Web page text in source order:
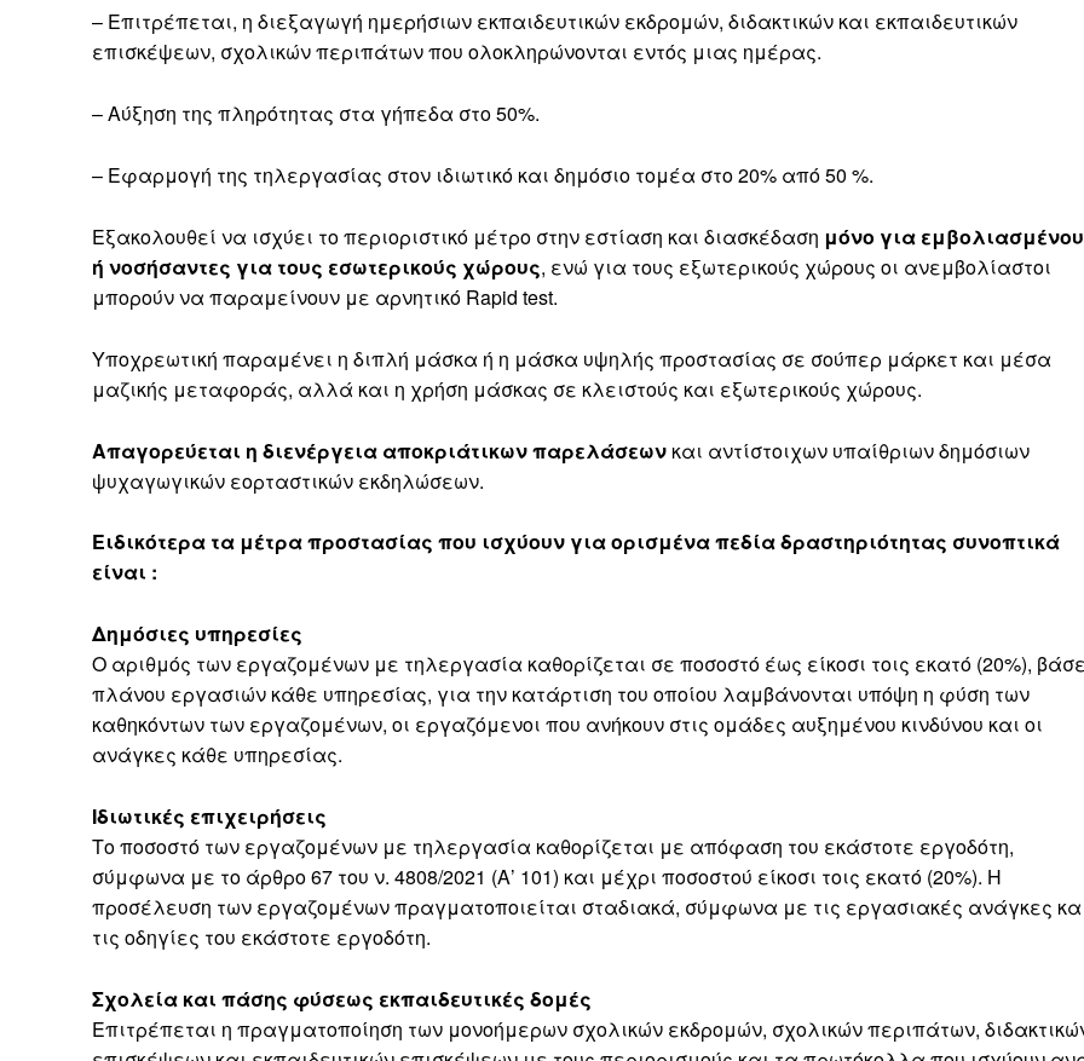
– Επιτρέπεται, η διεξαγωγή ημερήσιων εκπαιδευτικών εκδρομών, διδακτικών και εκπαιδευτικών
επισκέψεων, σχολικών περιπάτων που ολοκληρώνονται εντός μιας ημέρας.
– Αύξηση της πληρότητας στα γήπεδα στο 50%.
– Εφαρμογή της τηλεργασίας στον ιδιωτικό και δημόσιο τομέα στο 20% από 50 %.
Εξακολουθεί να ισχύει το περιοριστικό μέτρο στην εστίαση και διασκέδαση μόνο για
ή νοσήσαντες για τους εσωτερικούς χώρους, ενώ για τους εξωτερικούς χώρους οι ανεμβολίαστοι
μπορούν να παραμείνουν με αρνητικό Rapid test.
Υποχρεωτική παραμένει η διπλή μάσκα ή η μάσκα υψηλής προστασίας σε σούπερ μάρκετ και μέσα
μαζικής μεταφοράς, αλλά και η χρήση μάσκας σε κλειστούς και εξωτερικούς χώρους.
Απαγορεύεται η διενέργεια αποκριάτικων παρελάσεων και αντίστοιχων υπαίθριων δημόσιων
ψυχαγωγικών εορταστικών εκδηλώσεων.
Ειδικότερα τα μέτρα προστασίας που ισχύουν για ορισμένα πεδία δραστηριότητας συνοπτικά
είναι :
Δημόσιες υπηρεσίες
O αριθμός των εργαζομένων με τηλεργασία καθορίζεται σε ποσοστό έως είκοσι τοις εκατό (20%),
πλάνου εργασιών κάθε υπηρεσίας, για την κατάρτιση του οποίου λαμβάνονται υπόψη η φύση των
καθηκόντων των εργαζομένων, οι εργαζόμενοι που ανήκουν στις ομάδες αυξημένου κινδύνου και οι
ανάγκες κάθε υπηρεσίας.
Ιδιωτικές επιχειρήσεις
Το ποσοστό των εργαζομένων με τηλεργασία καθορίζεται με απόφαση του εκάστοτε εργοδότη,
σύμφωνα με το άρθρο 67 του ν. 4808/2021 (Α’ 101) και μέχρι ποσοστού είκοσι τοις εκατό (20%). Η
προσέλευση των εργαζομένων πραγματοποιείται σταδιακά, σύμφωνα με τις εργασιακές ανάγκες
τις οδηγίες του εκάστοτε εργοδότη.
Σχολεία και πάσης φύσεως εκπαιδευτικές δομές
Επιτρέπεται η πραγματοποίηση των μονοήμερων σχολικών εκδρομών, σχολικών περιπάτων,